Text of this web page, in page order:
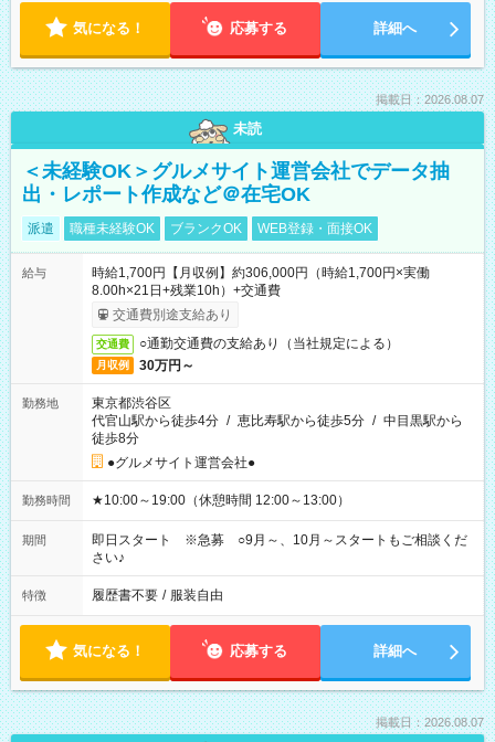
気になる！ 応募する 詳細へ
掲載日：2026.08.07
未読
＜未経験OK＞グルメサイト運営会社でデータ抽
出・レポート作成など＠在宅OK
派遣 職種未経験OK ブランクOK WEB登録・面接OK
給与
時給1,700円【月収例】約306,000円（時給1,700円×実働
8.00h×21日+残業10h）+交通費
交通費別途支給あり
交通費 ○通勤交通費の支給あり（当社規定による）
月収例 30万円～
勤務地
東京都渋谷区
代官山駅から徒歩4分 / 恵比寿駅から徒歩5分 / 中目黒駅から
徒歩8分
●グルメサイト運営会社●
勤務時間 ★10:00～19:00（休憩時間 12:00～13:00）
期間
即日スタート ※急募 ○9月～、10月～スタートもご相談くだ
さい♪
特徴 履歴書不要 / 服装自由
気になる！ 応募する 詳細へ
掲載日：2026.08.07